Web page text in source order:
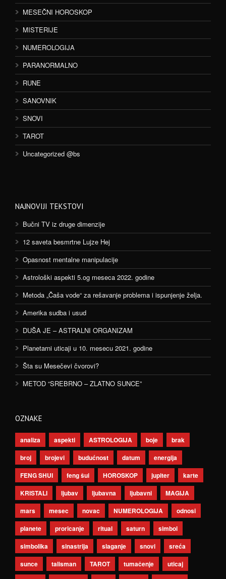
MESEČNI HOROSKOP
MISTERIJE
NUMEROLOGIJA
PARANORMALNO
RUNE
SANOVNIK
SNOVI
TAROT
Uncategorized @bs
NAJNOVIJI TEKSTOVI
Bučni TV iz druge dimenzije
12 saveta besmrtne Lujze Hej
Opasnost mentalne manipulacije
Astrološki aspekti 5.og meseca 2022. godine
Metoda „Čaša vode“ za rešavanje problema i ispunjenje želja.
Amerika sudba i usud
DUŠA JE – ASTRALNI ORGANIZAM
Planetarni uticaji u 10. mesecu 2021. godine
Šta su Mesečevi čvorovi?
METOD “SREBRNO – ZLATNO SUNCE”
OZNAKE
analiza aspekti ASTROLOGIJA boje
brak
broj
brojevi budućnost datum
energija
FENG SHUI
feng šui HOROSKOP jupiter
karte
KRISTALI
ljubav ljubavna ljubavni
MAGIJA
mars
mesec novac NUMEROLOGIJA
odnosi
planete
proricanje ritual saturn
simbol
simbolika
sinastrija slaganje snovi
sreća
sunce
talisman TAROT tumačenje
uticaj